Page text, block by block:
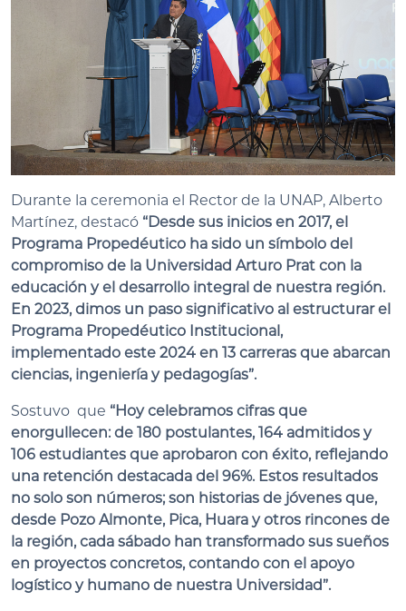
Durante la ceremonia el Rector de la UNAP, Alberto
Martínez, destacó “Desde sus inicios en 2017, el
Programa Propedéutico ha sido un símbolo del
compromiso de la Universidad Arturo Prat con la
educación y el desarrollo integral de nuestra región.
En 2023, dimos un paso significativo al estructurar el
Programa Propedéutico Institucional,
implementado este 2024 en 13 carreras que abarcan
ciencias, ingeniería y pedagogías”.
Sostuvo que “Hoy celebramos cifras que
enorgullecen: de 180 postulantes, 164 admitidos y
106 estudiantes que aprobaron con éxito, reflejando
una retención destacada del 96%. Estos resultados
no solo son números; son historias de jóvenes que,
desde Pozo Almonte, Pica, Huara y otros rincones de
la región, cada sábado han transformado sus sueños
en proyectos concretos, contando con el apoyo
logístico y humano de nuestra Universidad”.